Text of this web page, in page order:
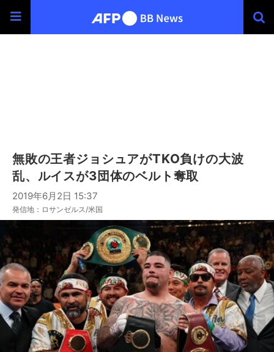
無敗の王者ジョシュアがTKO負けの大波
乱、ルイスが3団体のベルト奪取
2019年6月2日 15:37
発信地：ロサンゼルス/米国